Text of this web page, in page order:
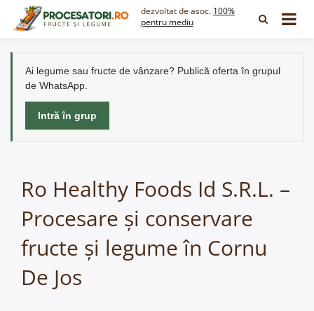
dezvoltat de asoc. 100%
pentru mediu
Ai legume sau fructe de vânzare? Publică oferta în grupul
de WhatsApp.
Intră în grup
Ro Healthy Foods Id S.R.L. –
Procesare și conservare
fructe și legume în Cornu
De Jos